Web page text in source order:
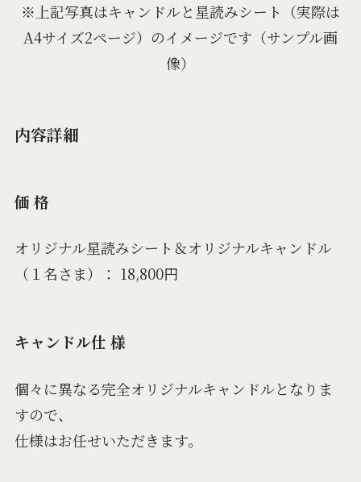
※上記写真はキャンドルと星読みシート（実際は
A4サイズ2ページ）のイメージです（サンプル画
像）
内容詳細
価 格
オリジナル星読みシート＆オリジナルキャンドル
（１名さま）： 18,800円
キャンドル仕 様
個々に異なる完全オリジナルキャンドルとなりま
すので、
仕様はお任せいただきます。